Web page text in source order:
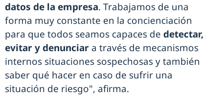
datos de la empresa. Trabajamos de una
forma muy constante en la concienciación
para que todos seamos capaces de detectar,
evitar y denunciar a través de mecanismos
internos situaciones sospechosas y también
saber qué hacer en caso de sufrir una
situación de riesgo", afirma.